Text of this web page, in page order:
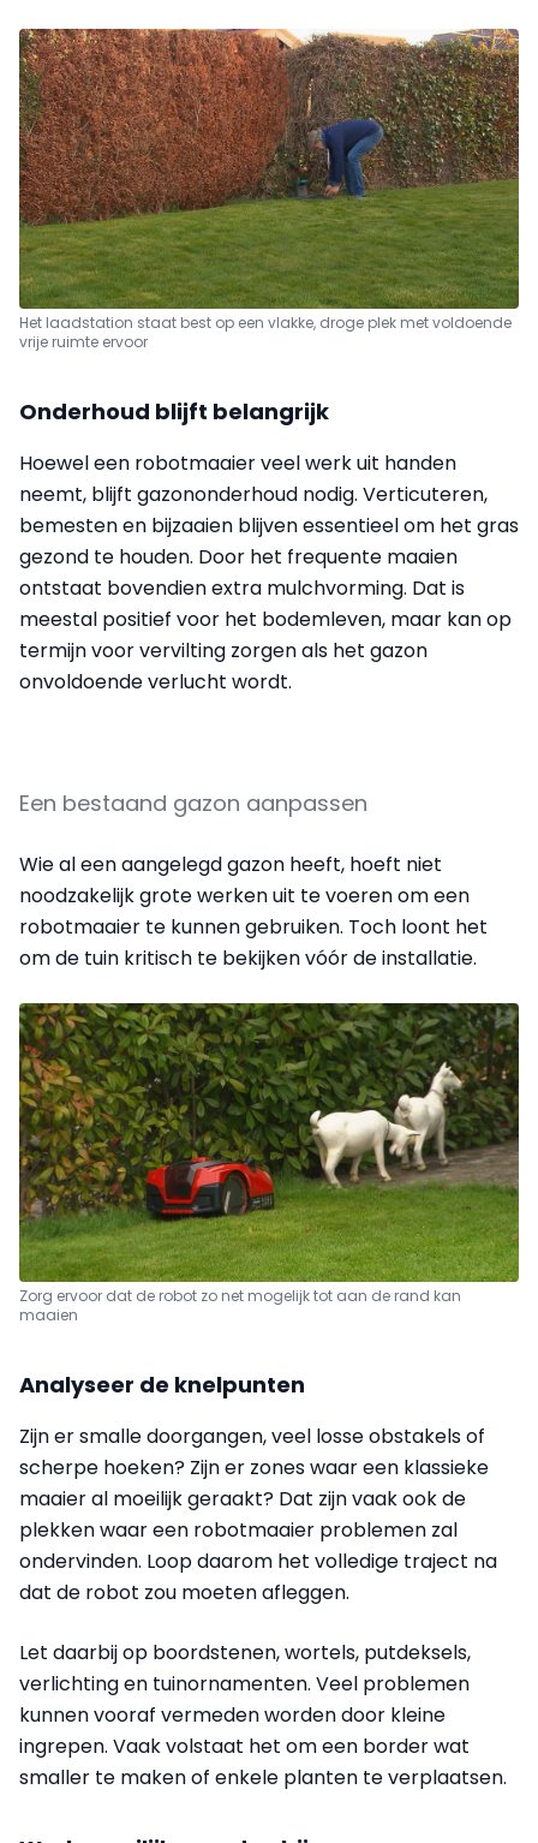
Het laadstation staat best op een vlakke, droge plek met voldoende
vrije ruimte ervoor
Onderhoud blijft belangrijk
Hoewel een robotmaaier veel werk uit handen
neemt, blijft gazononderhoud nodig. Verticuteren,
bemesten en bijzaaien blijven essentieel om het gras
gezond te houden. Door het frequente maaien
ontstaat bovendien extra mulchvorming. Dat is
meestal positief voor het bodemleven, maar kan op
termijn voor vervilting zorgen als het gazon
onvoldoende verlucht wordt.
Een bestaand gazon aanpassen
Wie al een aangelegd gazon heeft, hoeft niet
noodzakelijk grote werken uit te voeren om een
robotmaaier te kunnen gebruiken. Toch loont het
om de tuin kritisch te bekijken vóór de installatie.
Zorg ervoor dat de robot zo net mogelijk tot aan de rand kan
maaien
Analyseer de knelpunten
Zijn er smalle doorgangen, veel losse obstakels of
scherpe hoeken? Zijn er zones waar een klassieke
maaier al moeilijk geraakt? Dat zijn vaak ook de
plekken waar een robotmaaier problemen zal
ondervinden. Loop daarom het volledige traject na
dat de robot zou moeten afleggen.
Let daarbij op boordstenen, wortels, putdeksels,
verlichting en tuinornamenten. Veel problemen
kunnen vooraf vermeden worden door kleine
ingrepen. Vaak volstaat het om een border wat
smaller te maken of enkele planten te verplaatsen.